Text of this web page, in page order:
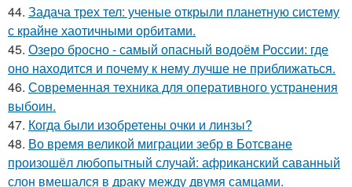
44. Задача трех тел: ученые открыли планетную систему
с крайне хаотичными орбитами.
45. Озеро бросно - самый опасный водоём России: где
оно находится и почему к нему лучше не приближаться.
46. Современная техника для оперативного устранения
выбоин.
47. Когда были изобретены очки и линзы?
48. Во время великой миграции зебр в Ботсване
произошёл любопытный случай: африканский саванный
слон вмешался в драку между двумя самцами.